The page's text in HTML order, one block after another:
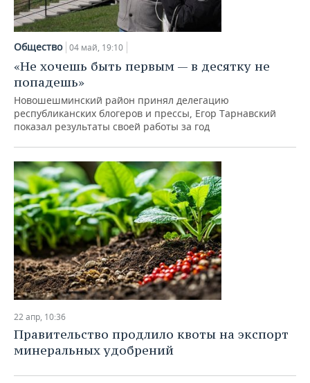
Общество 04 май, 19:10
«Не хочешь быть первым — в десятку не
попадешь»
Новошешминский район принял делегацию
республиканских блогеров и прессы, Егор Тарнавский
показал результаты своей работы за год
22 апр, 10:36
Правительство продлило квоты на экспорт
минеральных удобрений